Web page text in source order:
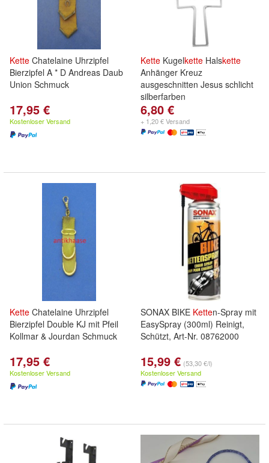
Kette Chatelaine Uhrzipfel
Bierzipfel A * D Andreas Daub
Union Schmuck
17,95 €
Kostenloser Versand
Kette Kugelkette Halskette
Anhänger Kreuz
ausgeschnitten Jesus schlicht
silberfarben
6,80 €
+ 1,20 € Versand
Kette Chatelaine Uhrzipfel
Bierzipfel Double KJ mit Pfeil
Kollmar & Jourdan Schmuck
17,95 €
Kostenloser Versand
SONAX BIKE Ketten-Spray mit
EasySpray (300ml) Reinigt,
Schützt, Art-Nr. 08762000
15,99 € (53,30 €/l)
Kostenloser Versand